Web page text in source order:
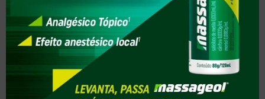
Como Comprar
Entrega
Promoções
Formas de Pagamento
Retire na Loja